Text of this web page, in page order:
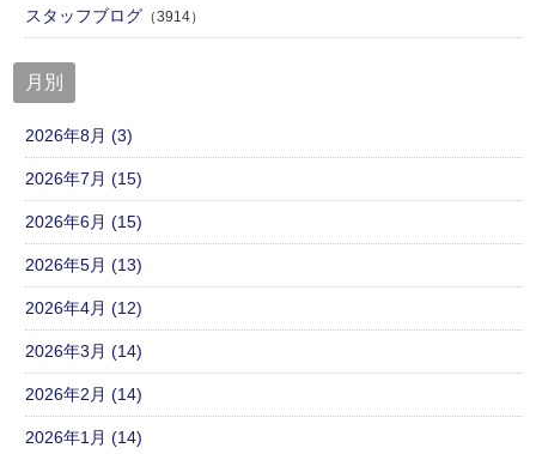
スタッフブログ （3914）
月別
2026年8月 (3)
2026年7月 (15)
2026年6月 (15)
2026年5月 (13)
2026年4月 (12)
2026年3月 (14)
2026年2月 (14)
2026年1月 (14)